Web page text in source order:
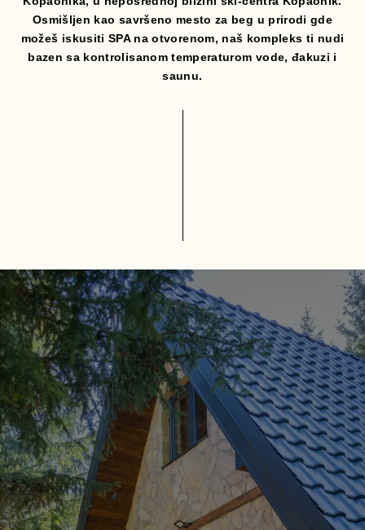
Osmišljen kao savršeno mesto za beg u prirodi gde
možeš iskusiti SPA na otvorenom, naš kompleks ti nudi
bazen sa kontrolisanom temperaturom vode, đakuzi i
saunu.